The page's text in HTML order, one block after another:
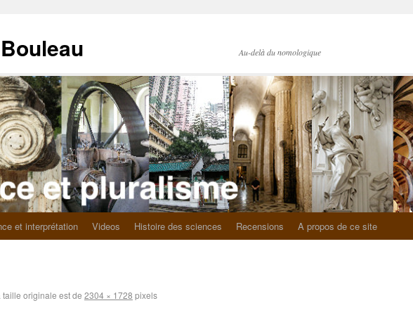
Au-delà du nomologique
et interprétation Videos Histoire des sciences Recensions A propos de ce site
taille originale est de 2304 × 1728 pixels